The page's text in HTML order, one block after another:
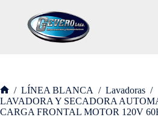
/ LÍNEA BLANCA / Lavadoras /
LAVADORA Y SECADORA
CARGA FRONTAL MOTOR 120V